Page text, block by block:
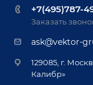
Вопрос ответ
Реквизиты
Документы
Оборудование для
Приварной крепеж
Позиционеры и
Лизинг
Гарантия
+7(495)787-
Заказать
ask@vektor-
129085, г.
Калибр»